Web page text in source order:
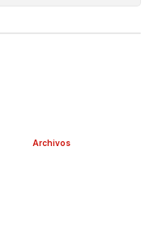
Archivos